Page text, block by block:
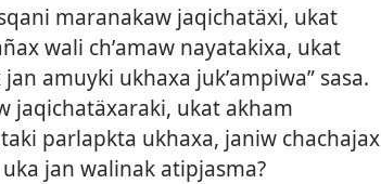
maranakaw jaqichatäxi, ukat
wali chʼamaw nayatakixa, ukat
amuyki ukhaxa jukʼampiwa” sasa.
jaqichatäxaraki, ukat akham
parlapkta ukhaxa, janiw chachajax
jan walinak atipjasma?